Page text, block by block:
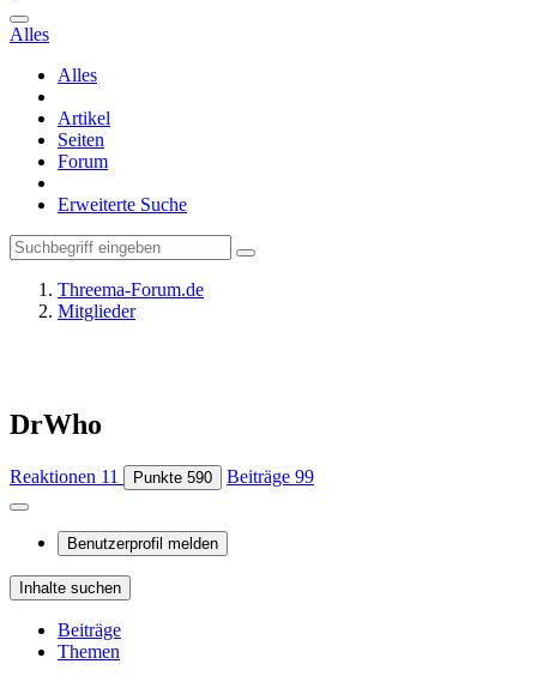
Alles
Alles
Artikel
Seiten
Forum
Erweiterte Suche
Threema-Forum.de
Mitglieder
DrWho
Reaktionen 11 Punkte 590 Beiträge 99
Benutzerprofil melden
Inhalte suchen
Beiträge
Themen